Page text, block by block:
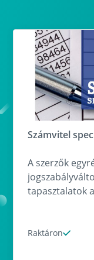
Számvitel
A szerzők
tapasztalatok
bővítésére is.
Raktáron